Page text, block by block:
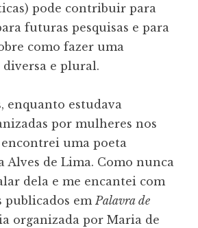
pode contribuir para
futuras pesquisas e para
como fazer uma
e plural.
enquanto estudava
por mulheres nos
encontrei uma poeta
Alves de Lima. Como nunca
dela e me encantei com
publicados emPalavra de
organizada por Maria de